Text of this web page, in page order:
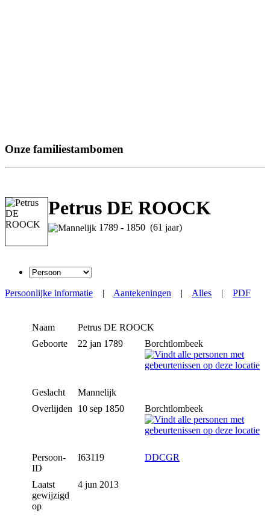
Onze familiestambomen
Petrus DE ROOCK
1789 - 1850 (61 jaar)
Persoonlijke informatie | Aantekeningen | Alles | PDF
Naam Petrus DE ROOCK
Geboorte
22 jan 1789 Borchtlombeek
Geslacht
Mannelijk
Overlijden
10 sep 1850 Borchtlombeek
Persoon-
ID
I63119 DDCGR
Laatst
gewijzigd
op
4 jun 2013